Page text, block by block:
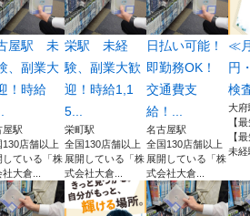
屋駅 未
、副業大
！時給
屋駅
130店舗以上
している「株
大倉...
栄駅 未経
験、副業大歓
迎！時給1,1
5...
栄町駅
全国130店舗以上
展開している「株
式会社大倉...
日払い可能！
即勤務OK！
交通費支
給！...
名古屋駅
全国130店舗以上
展開している「株
式会社大倉...
≪
円
検
大府
【
【
未経